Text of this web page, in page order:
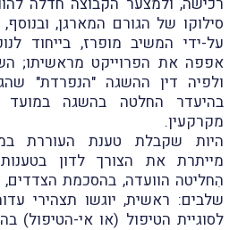
סילוקו של הגורם המארגן,
על-ידי המשיב מופרז, בייחוד
אפפה את הפרוייקט מראשיתו;
ולפיה דין ההשגה "הנפרדת"
בהיעדר החלטה בהשגה במועד
מקרקעין.
היות שקבלת טענת העוררת
מייתרת את הצורך לדון
הִחליטה הוועדה, בהסכמת
שלבים: ראשית, יוגשו תצהירי
לסוגיית הטיפול (או אי-הטיפול)